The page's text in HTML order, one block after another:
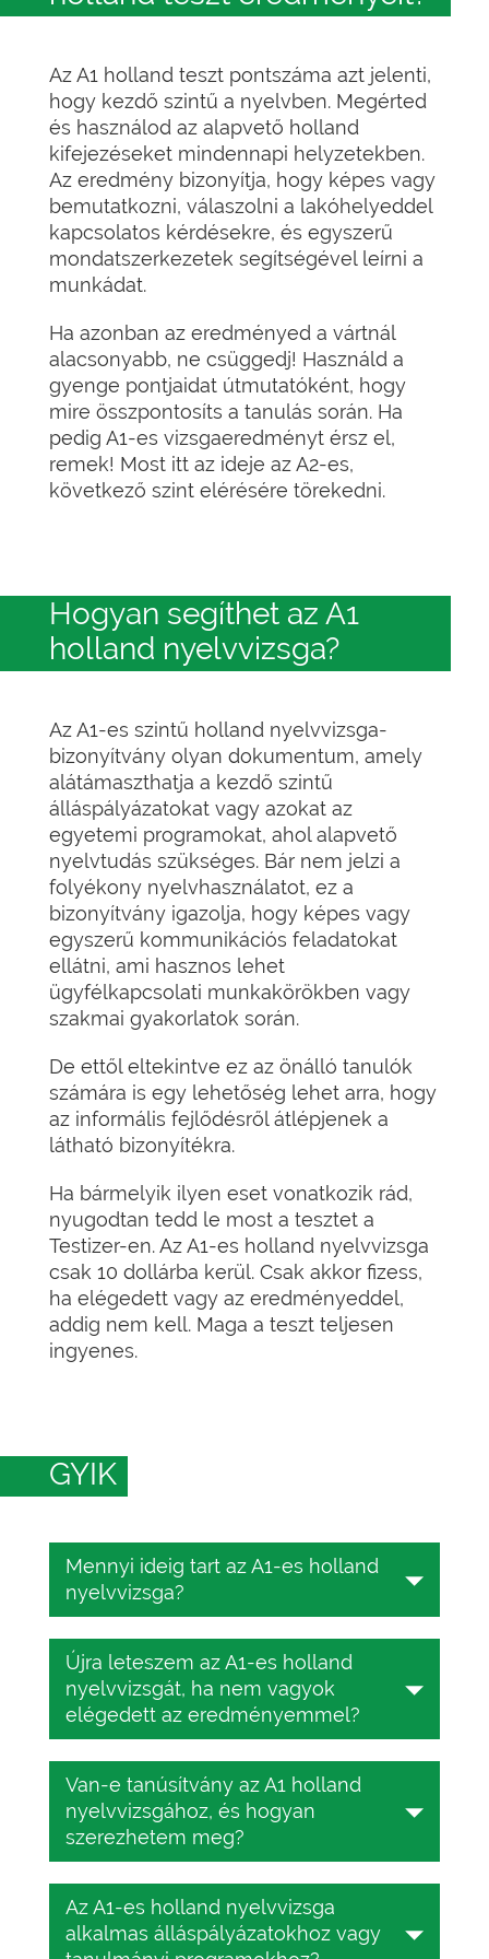
Az A1 holland teszt pontszáma azt jelenti,
hogy kezdő szintű a nyelvben. Megérted
és használod az alapvető holland
kifejezéseket mindennapi helyzetekben.
Az eredmény bizonyítja, hogy képes vagy
bemutatkozni, válaszolni a lakóhelyeddel
kapcsolatos kérdésekre, és egyszerű
mondatszerkezetek segítségével leírni a
munkádat.
Ha azonban az eredményed a vártnál
alacsonyabb, ne csüggedj! Használd a
gyenge pontjaidat útmutatóként, hogy
mire összpontosíts a tanulás során. Ha
pedig A1-es vizsgaeredményt érsz el,
remek! Most itt az ideje az A2-es,
következő szint elérésére törekedni.
Hogyan segíthet az A1
holland nyelvvizsga?
Az A1-es szintű holland nyelvvizsga-
bizonyítvány olyan dokumentum, amely
alátámaszthatja a kezdő szintű
álláspályázatokat vagy azokat az
egyetemi programokat, ahol alapvető
nyelvtudás szükséges. Bár nem jelzi a
folyékony nyelvhasználatot, ez a
bizonyítvány igazolja, hogy képes vagy
egyszerű kommunikációs feladatokat
ellátni, ami hasznos lehet
ügyfélkapcsolati munkakörökben vagy
szakmai gyakorlatok során.
De ettől eltekintve ez az önálló tanulók
számára is egy lehetőség lehet arra, hogy
az informális fejlődésről átlépjenek a
látható bizonyítékra.
Ha bármelyik ilyen eset vonatkozik rád,
nyugodtan tedd le most a tesztet a
Testizer-en. Az A1-es holland nyelvvizsga
csak 10 dollárba kerül. Csak akkor fizess,
ha elégedett vagy az eredményeddel,
addig nem kell. Maga a teszt teljesen
ingyenes.
GYIK
Mennyi ideig tart az A1-es holland
nyelvvizsga?
A holland nyelvvizsga 25–45 percig
tart, a CEFR-szinttől függően. Ezalatt
az idő alatt 25 feleletválasztós
kérdésre kell válaszolnia.
Újra leteszem az A1-es holland
nyelvvizsgát, ha nem vagyok
elégedett az eredményemmel?
Igen, a TESTIZER online holland
nyelvvizsga teljesen ingyenes.
Többször is leteszi a tesztet,
amennyiszer csak akarja.
Van-e tanúsítvány az A1 holland
nyelvvizsgához, és hogyan
szerezhetem meg?
Igen, van. Csak 10 USD-ba kerül. Az A1
holland nyelvvizsga-tanúsítvány
megszerzéséhez egyszerűen csak
Az A1-es holland nyelvvizsga
alkalmas álláspályázatokhoz vagy